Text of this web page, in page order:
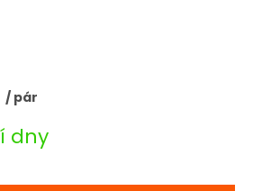
/ pár
dny